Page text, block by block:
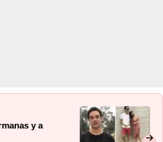
y a